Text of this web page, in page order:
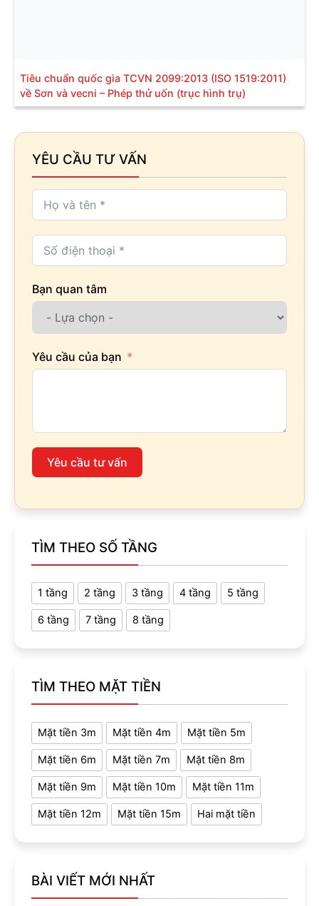
Tiêu chuẩn quốc gia TCVN 2099:2013 (ISO 1519:2011)
về Sơn và vecni – Phép thử uốn (trục hình trụ)
YÊU CẦU TƯ VẤN
Bạn quan tâm
Yêu cầu của bạn
Yêu cầu tư vấn
TÌM THEO SỐ TẦNG
1 tầng 2 tầng 3 tầng 4 tầng 5 tầng
6 tầng 7 tầng 8 tầng
TÌM THEO MẶT TIỀN
Mặt tiền 3m Mặt tiền 4m Mặt tiền 5m
Mặt tiền 6m Mặt tiền 7m Mặt tiền 8m
Mặt tiền 9m Mặt tiền 10m Mặt tiền 11m
Mặt tiền 12m Mặt tiền 15m Hai mặt tiền
BÀI VIẾT MỚI NHẤT